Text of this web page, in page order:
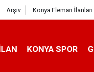
Arşiv Konya Eleman İlanları
KONYA SPOR